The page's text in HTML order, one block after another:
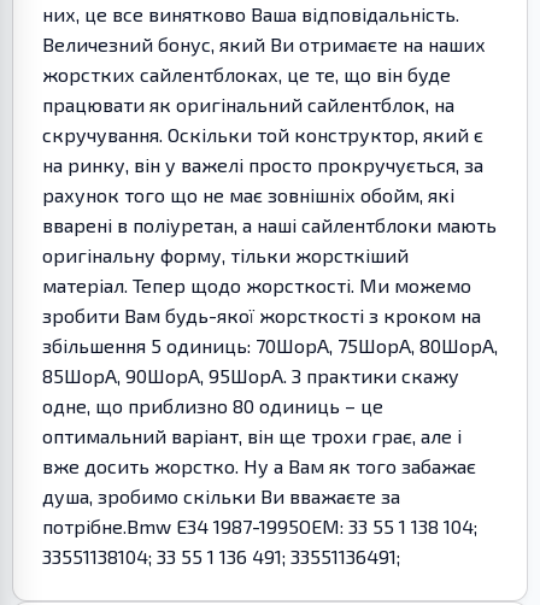
них, це все винятково Ваша відповідальність.
Величезний бонус, який Ви отримаєте на наших
жорстких сайлентблоках, це те, що він буде
працювати як оригінальний сайлентблок, на
скручування. Оскільки той конструктор, який є
на ринку, він у важелі просто прокручується, за
рахунок того що не має зовнішніх обойм, які
вварені в поліуретан, а наші сайлентблоки мають
оригінальну форму, тільки жорсткіший
матеріал. Тепер щодо жорсткості. Ми можемо
зробити Вам будь-якої жорсткості з кроком на
збільшення 5 одиниць: 70ШорА, 75ШорА, 80ШорА,
85ШорА, 90ШорА, 95ШорА. З практики скажу
одне, що приблизно 80 одиниць – це
оптимальний варіант, він ще трохи грає, але і
вже досить жорстко. Ну а Вам як того забажає
душа, зробимо скільки Ви вважаєте за
потрібне.Bmw E34 1987-1995OEM: 33 55 1 138 104;
33551138104; 33 55 1 136 491; 33551136491;